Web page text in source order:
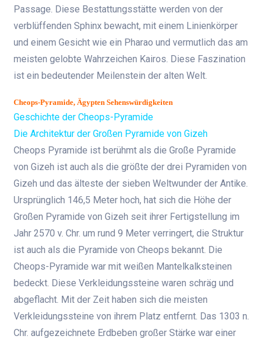
Passage. Diese Bestattungsstätte werden von der
verblüffenden Sphinx bewacht, mit einem Linienkörper
und einem Gesicht wie ein Pharao und vermutlich das am
meisten gelobte Wahrzeichen Kairos. Diese Faszination
ist ein bedeutender Meilenstein der alten Welt.
Cheops-Pyramide, Ägypten Sehenswürdigkeiten
Geschichte der Cheops-Pyramide
Die Architektur der Großen Pyramide von Gizeh
Cheops Pyramide ist berühmt als die Große Pyramide
von Gizeh ist auch als die größte der drei Pyramiden von
Gizeh und das älteste der sieben Weltwunder der Antike.
Ursprünglich 146,5 Meter hoch, hat sich die Höhe der
Großen Pyramide von Gizeh seit ihrer Fertigstellung im
Jahr 2570 v. Chr. um rund 9 Meter verringert, die Struktur
ist auch als die Pyramide von Cheops bekannt. Die
Cheops-Pyramide war mit weißen Mantelkalksteinen
bedeckt. Diese Verkleidungssteine ​​waren schräg und
abgeflacht. Mit der Zeit haben sich die meisten
Verkleidungssteine ​​von ihrem Platz entfernt. Das 1303 n.
Chr. aufgezeichnete Erdbeben großer Stärke war einer